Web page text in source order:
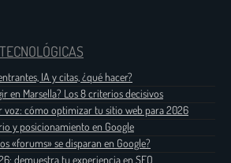
IA y citas, ¿qué hacer?
en Marsella? Los 8 criterios decisivos
voz: cómo optimizar tu sitio web para 2026
y posicionamiento en Google
«forums» se disparan en Google?
demuestra tu experiencia en SEO